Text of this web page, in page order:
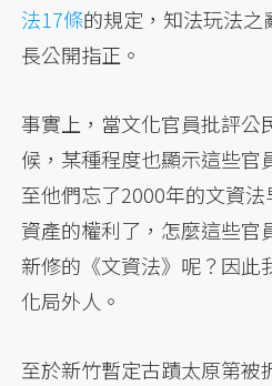
法17條的規定，知法玩法之
長公開指正。
事實上，當文化官員批評公
候，某種程度也顯示這些官
至他們忘了2000年的文資
資產的權利了，怎麼這些官
新修的《文資法》呢？因此
化局外人。
至於新竹暫定古蹟太原第被